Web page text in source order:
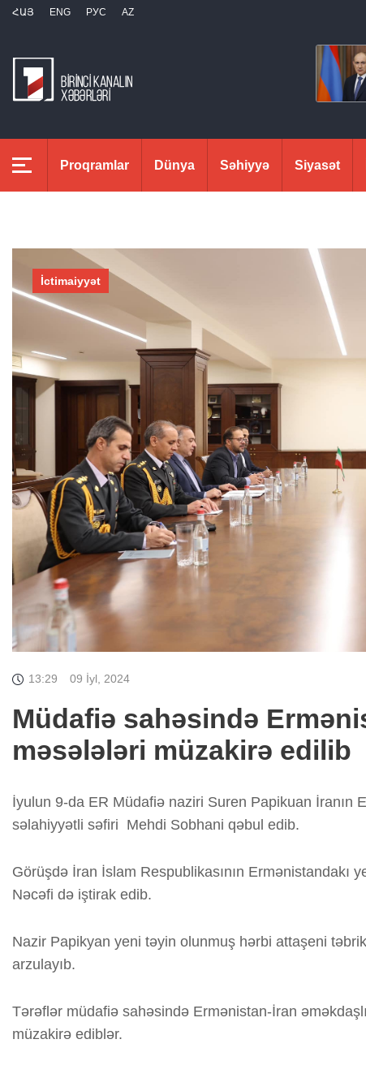
ՀԱՅ ENG РУС AZ
Proqramlar Dünya Səhiyyə Siyasət
İctimaiyyət
13:29 09 İyl, 2024
Müdafiə sahəsində
məsələləri müzakirə edilib
İyulun 9-da ER Müdafiə naziri Suren Papikuan İranın
səlahiyyətli səfiri Mehdi Sobhani qəbul edib.
Görüşdə İran İslam Respublikasının
Nəcəfi də iştirak edib.
Nazir Papikyan yeni təyin olunmuş hərbi attaşeni
arzulayıb.
Tərəflər müdafiə sahəsində Ermənistan-İran
müzakirə ediblər.